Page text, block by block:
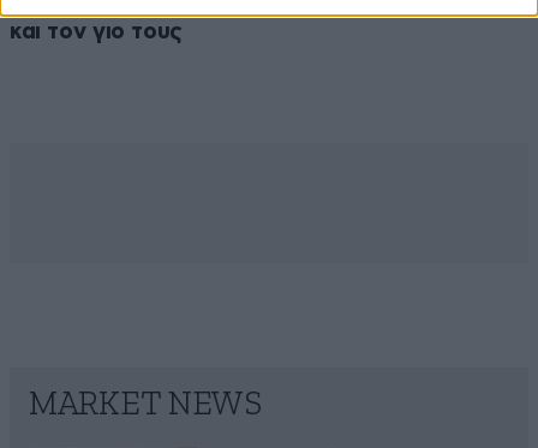
και τον γιο τους
MARKET NEWS